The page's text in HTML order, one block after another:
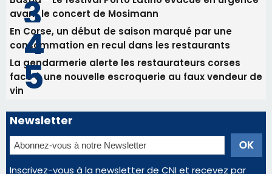
Les plus lus
Satine Nomary est la nouvelle Miss Corse 2026
Éclipse du 12 août : la Corse aux premières loges
d'un spectacle qui ne reviendra pas avant 2081
Bastia – Le festival Porto Latino évacué en urgence
avant le concert de Mosimann
En Corse, un début de saison marqué par une
consommation en recul dans les restaurants